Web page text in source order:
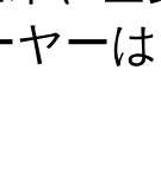
ー